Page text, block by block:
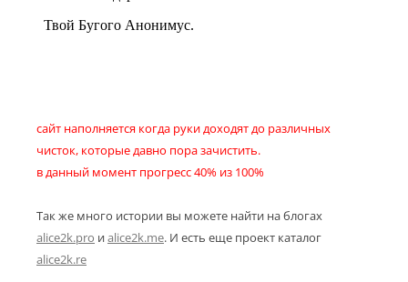
сайт наполняется когда руки доходят до различных
чисток, которые давно пора зачистить.
в данный момент прогресс 40% из 100%
Так же много истории вы можете найти на блогах
alice2k.pro иalice2k.me. И есть еще проект каталог
alice2k.re